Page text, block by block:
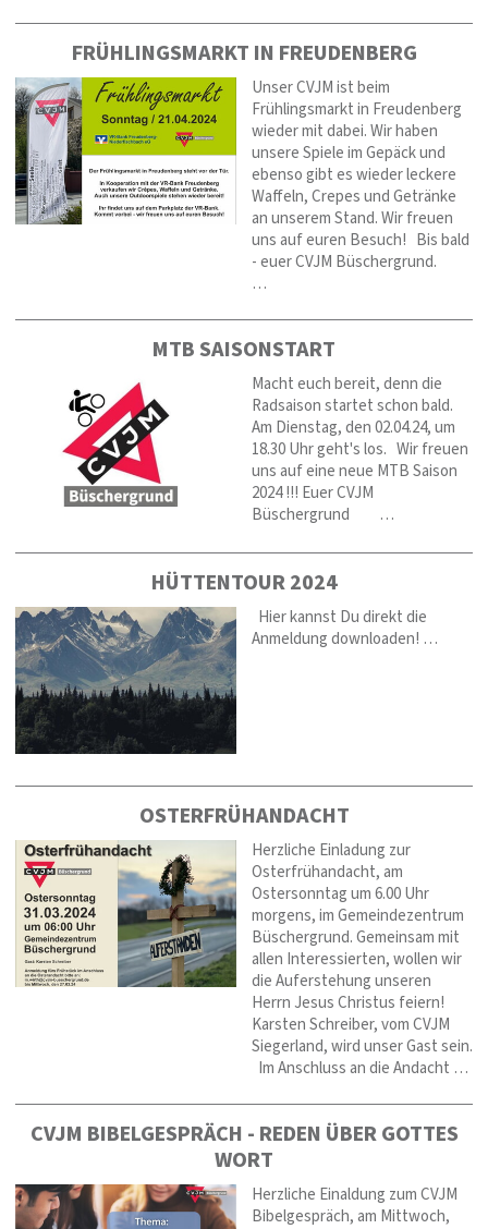
FRÜHLINGSMARKT IN FREUDENBERG
Unser CVJM ist beim
Frühlingsmarkt in Freudenberg
wieder mit dabei. Wir haben
unsere Spiele im Gepäck und
ebenso gibt es wieder leckere
Waffeln, Crepes und Getränke
an unserem Stand. Wir freuen
uns auf euren Besuch! Bis bald
- euer CVJM Büschergrund.
…
MTB SAISONSTART
Macht euch bereit, denn die
Radsaison startet schon bald.
Am Dienstag, den 02.04.24, um
18.30 Uhr geht's los. Wir freuen
uns auf eine neue MTB Saison
2024 !!! Euer CVJM
Büschergrund …
HÜTTENTOUR 2024
Hier kannst Du direkt die
Anmeldung downloaden! …
OSTERFRÜHANDACHT
Herzliche Einladung zur
Osterfrühandacht, am
Ostersonntag um 6.00 Uhr
morgens, im Gemeindezentrum
Büschergrund. Gemeinsam mit
allen Interessierten, wollen wir
die Auferstehung unseren
Herrn Jesus Christus feiern!
Karsten Schreiber, vom CVJM
Siegerland, wird unser Gast sein.
Im Anschluss an die Andacht …
CVJM BIBELGESPRÄCH - REDEN ÜBER GOTTES
WORT
Herzliche Einaldung zum CVJM
Bibelgespräch, am Mittwoch,